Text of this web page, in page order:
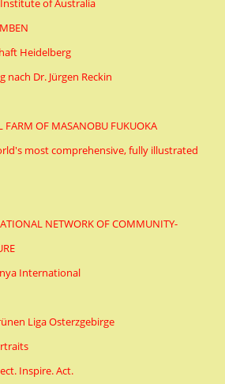
of Australia
Heidelberg
nach Dr. Jürgen Reckin
FARM OF MASANOBU FUKUOKA
most comprehensive, fully illustrated
NETWORK OF COMMUNITY-
International
Liga Osterzgebirge
Inspire. Act.